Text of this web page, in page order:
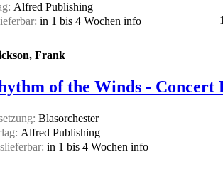
Alfred Publishing
in 1 bis 4 Wochen info
Frank
of the Winds -
Blasorchester
Alfred Publishing
in 1 bis 4 Wochen info